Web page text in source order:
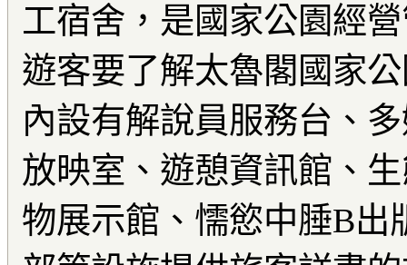
工宿舍，是國家公園經
遊客要了解太魯閣國家
內設有解說員服務台、
放映室、遊憩資訊館、
物展示館、懦慾中腄B出